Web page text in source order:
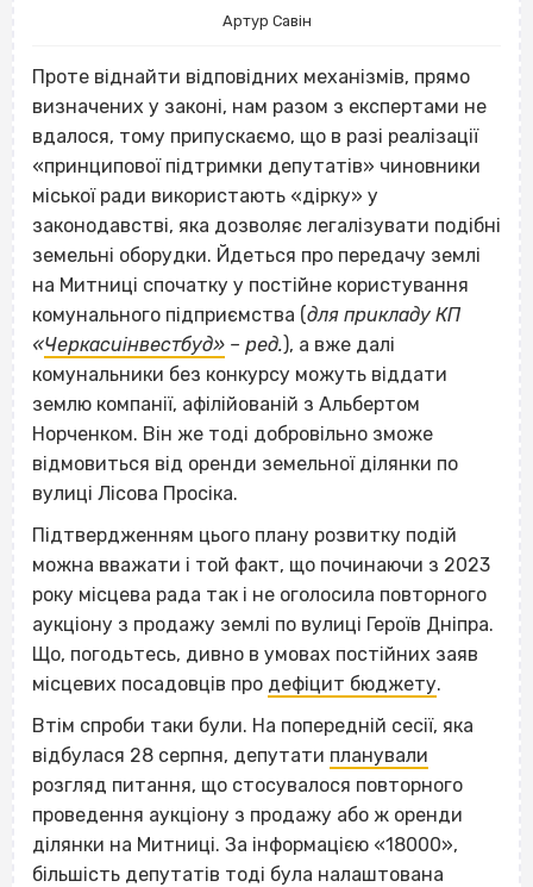
Артур Савін
Проте віднайти відповідних механізмів, прямо
визначених у законі, нам разом з експертами не
вдалося, тому припускаємо, що в разі реалізації
«принципової підтримки депутатів» чиновники
міської ради використають «дірку» у
законодавстві, яка дозволяє легалізувати подібні
земельні оборудки. Йдеться про передачу землі
на Митниці спочатку у постійне користування
комунального підприємства (для прикладу КП
«Черкасиінвестбуд» – ред.), а вже далі
комунальники без конкурсу можуть віддати
землю компанії, афілійованій з Альбертом
Норченком. Він же тоді добровільно зможе
відмовиться від оренди земельної ділянки по
вулиці Лісова Просіка.
Підтвердженням цього плану розвитку подій
можна вважати і той факт, що починаючи з 2023
року місцева рада так і не оголосила повторного
аукціону з продажу землі по вулиці Героїв Дніпра.
Що, погодьтесь, дивно в умовах постійних заяв
місцевих посадовців про дефіцит бюджету.
Втім спроби таки були. На попередній сесії, яка
відбулася 28 серпня, депутати планували
розгляд питання, що стосувалося повторного
проведення аукціону з продажу або ж оренди
ділянки на Митниці. За інформацією «18000»,
більшість депутатів тоді була налаштована